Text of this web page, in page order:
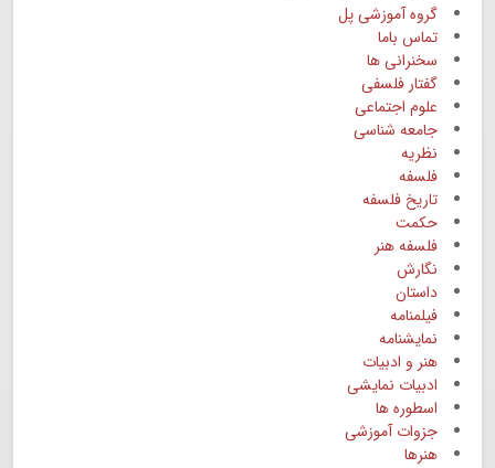
گروه آموزشی پل
تماس باما
سخنرانی ها
گفتار فلسفی
علوم اجتماعی
جامعه شناسی
نظریه
فلسفه
تاریخ فلسفه
حکمت
فلسفه هنر
نگارش
داستان
فیلمنامه
نمایشنامه
هنر و ادبیات
ادبیات نمایشی
اسطوره ها
جزوات آموزشی
هنرها